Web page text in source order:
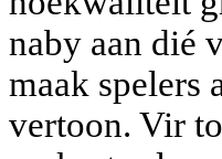
naby aan dié
maak spelers
vertoon. Vir